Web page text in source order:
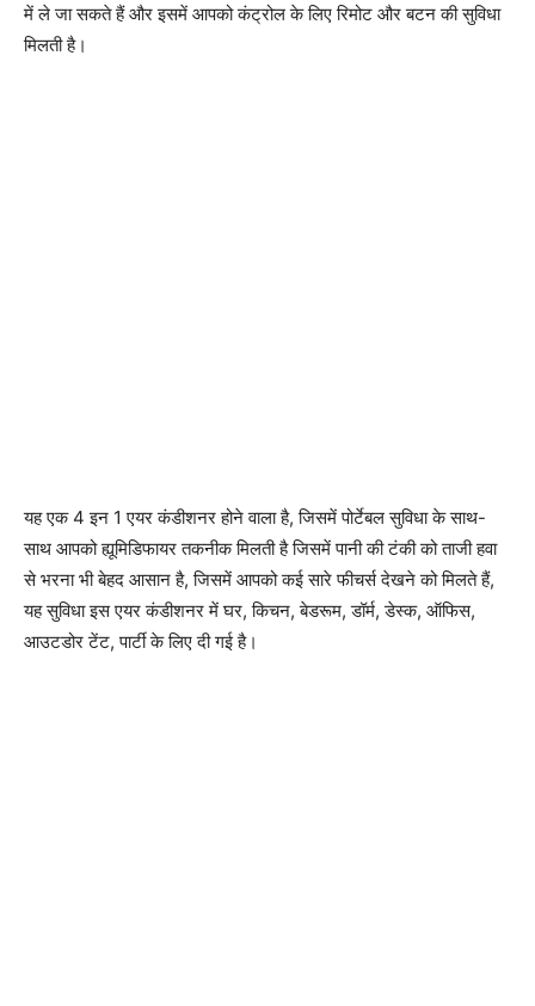
में ले जा सकते हैं और इसमें आपको कंट्रोल के लिए रिमोट और बटन की सुविधा
मिलती है।
यह एक 4 इन 1 एयर कंडीशनर होने वाला है, जिसमें पोर्टेबल सुविधा के साथ-
साथ आपको ह्यूमिडिफायर तकनीक मिलती है जिसमें पानी की टंकी को ताजी हवा
से भरना भी बेहद आसान है, जिसमें आपको कई सारे फीचर्स देखने को मिलते हैं,
यह सुविधा इस एयर कंडीशनर में घर, किचन, बेडरूम, डॉर्म, डेस्क, ऑफिस,
आउटडोर टेंट, पार्टी के लिए दी गई है।